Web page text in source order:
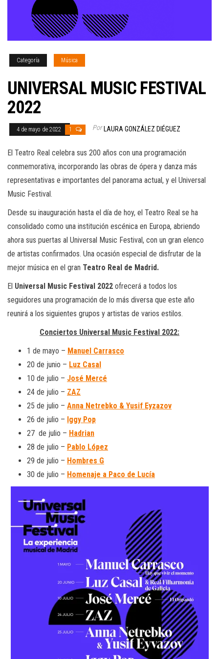
Categoría Música
UNIVERSAL MUSIC FESTIVAL
2022
4 de mayo de 2022 1 Por LAURA GONZÁLEZ DIÉGUEZ
El Teatro Real celebra sus 200 años con una programación
conmemorativa, incorporando las obras de ópera y danza más
representativas e importantes del panorama actual, y el Universal
Music Festival.
Desde su inauguración hasta el día de hoy, el Teatro Real se ha
consolidado como una institución escénica en Europa, abriendo
ahora sus puertas al Universal Music Festival, con un gran elenco
de artistas confirmados. Una ocasión especial de disfrutar de la
mejor música en el gran Teatro Real de Madrid.
El Universal Music Festival 2022 ofrecerá a todos los
seguidores una programación de lo más diversa que este año
reunirá a los siguientes grupos y artistas de varios estilos.
Conciertos Universal Music Festival 2022:
1 de mayo – Manuel Carrasco
20 de junio – Luz Casal
10 de julio – José Mercé
24 de julio – ZAZ
25 de julio – Anna Netrebko & Yusif Eyzazov
26 de julio – Iggy Pop
27 de julio – Hadrian
28 de julio – Pablo López
29 de julio – Hombres G
30 de julio – Homenaje a Paco de Lucía